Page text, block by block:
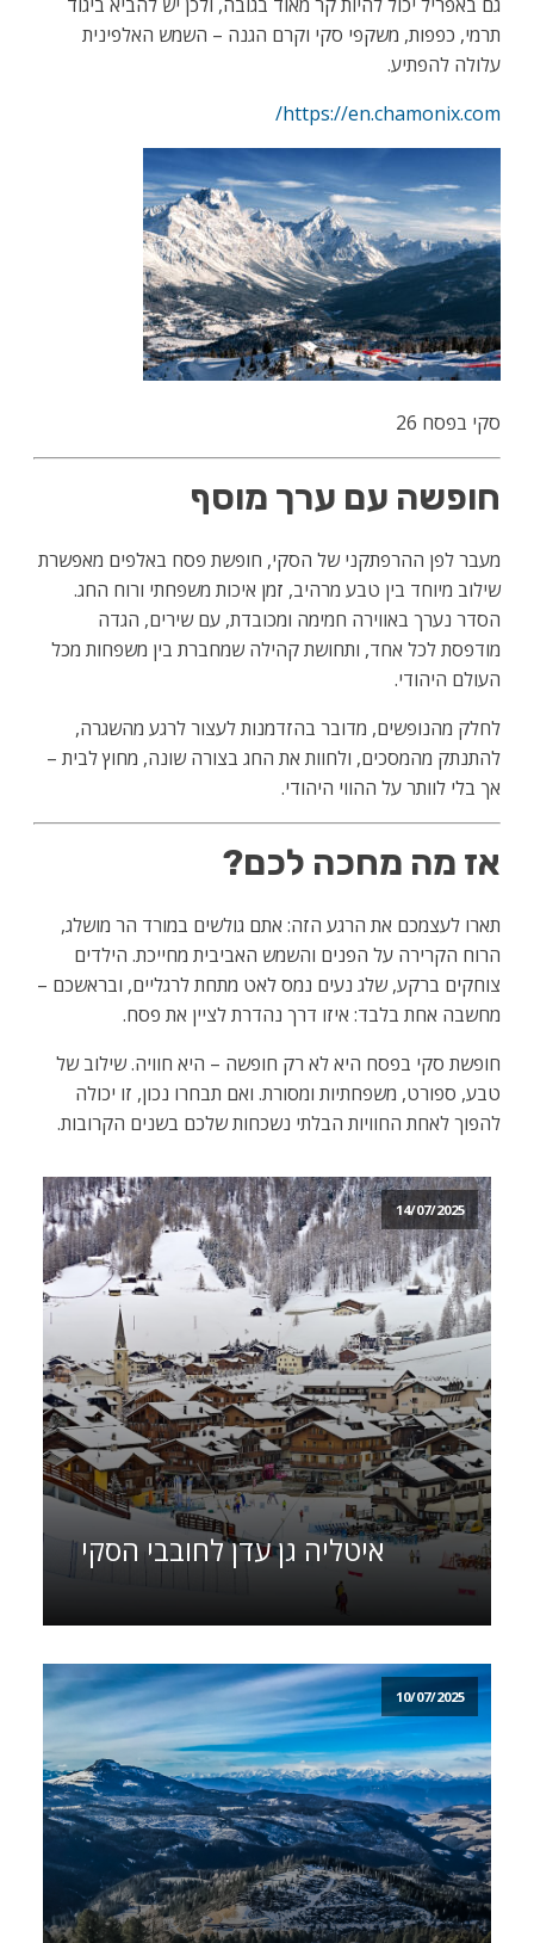
תרמי, כפפות, משקפי סקי וקרם הגנה – השמש האלפינית
עלולה להפתיע.
https://en.chamonix.com/
סקי בפסח 26
חופשה עם ערך מוסף
מעבר לפן ההרפתקני של הסקי, חופשת פסח באלפים מאפשרת
שילוב מיוחד בין טבע מרהיב, זמן איכות משפחתי ורוח החג.
הסדר נערך באווירה חמימה ומכובדת, עם שירים, הגדה
מודפסת לכל אחד, ותחושת קהילה שמחברת בין משפחות מכל
העולם היהודי.
לחלק מהנופשים, מדובר בהזדמנות לעצור לרגע מהשגרה,
להתנתק מהמסכים, ולחוות את החג בצורה שונה, מחוץ לבית –
אך בלי לוותר על ההווי היהודי.
אז מה מחכה לכם?
תארו לעצמכם את הרגע הזה: אתם גולשים במורד הר מושלג,
הרוח הקרירה על הפנים והשמש האביבית מחייכת. הילדים
צוחקים ברקע, שלג נעים נמס לאט מתחת לרגליים, ובראשכם –
מחשבה אחת בלבד: איזו דרך נהדרת לציין את פסח.
חופשת סקי בפסח היא לא רק חופשה – היא חוויה. שילוב של
טבע, ספורט, משפחתיות ומסורת. ואם תבחרו נכון, זו יכולה
להפוך לאחת החוויות הבלתי נשכחות שלכם בשנים הקרובות.
14/07/2025
איטליה גן עדן לחובבי הסקי
10/07/2025